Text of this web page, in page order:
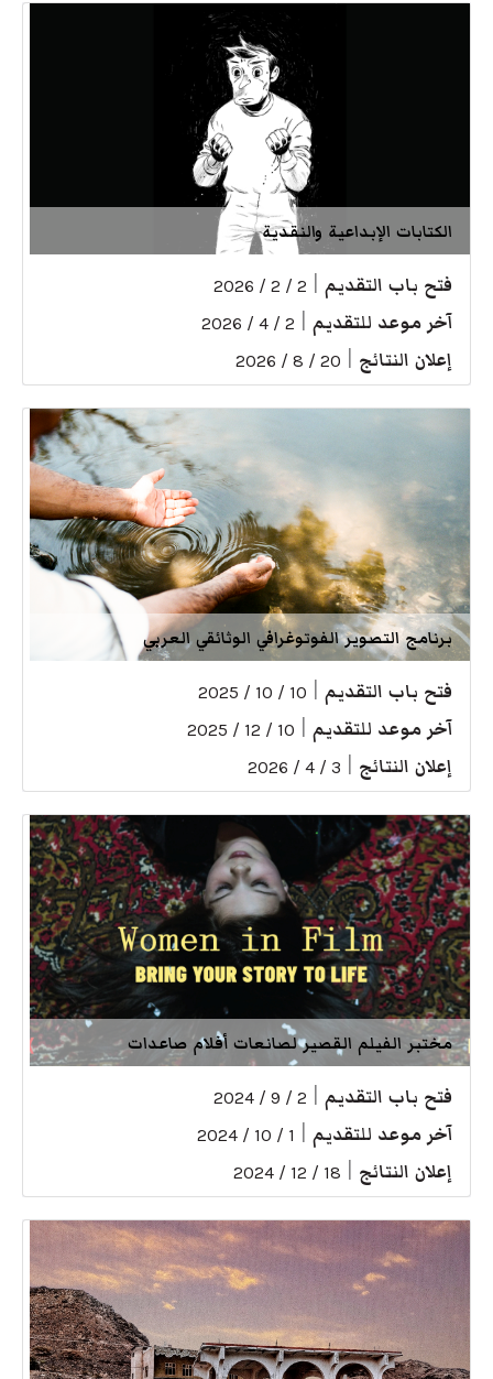
الكتابات الإبداعية والنقدية
فتح باب التقديم 2 / 2 / 2026
آخر موعد للتقديم 2 / 4 / 2026
إعلان النتائج 20 / 8 / 2026
برنامج التصوير الفوتوغرافي الوثائقي العربي
فتح باب التقديم 10 / 10 / 2025
آخر موعد للتقديم 10 / 12 / 2025
إعلان النتائج 3 / 4 / 2026
مختبر الفيلم القصير لصانعات أفلام صاعدات
فتح باب التقديم 2 / 9 / 2024
آخر موعد للتقديم 1 / 10 / 2024
إعلان النتائج 18 / 12 / 2024